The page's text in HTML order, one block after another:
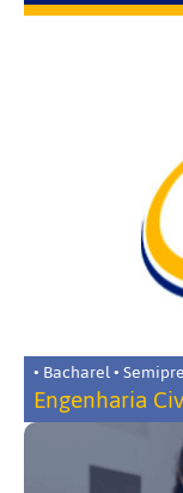
• Bacharel •
Engenharia